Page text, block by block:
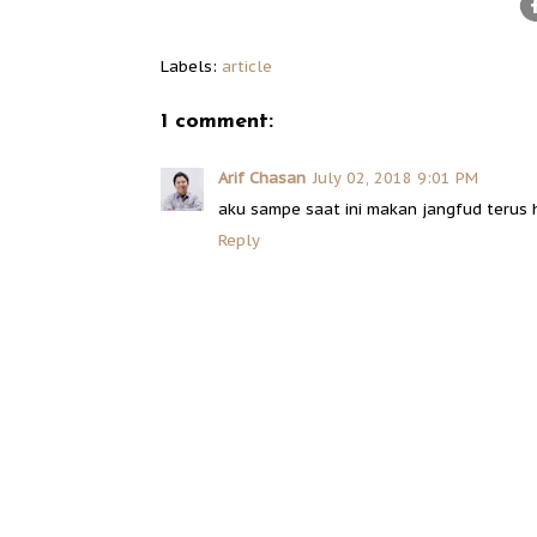
Labels: article
1 comment:
Arif Chasan July 02, 2018 9:01 PM
aku sampe saat ini makan jangfud terus
Reply